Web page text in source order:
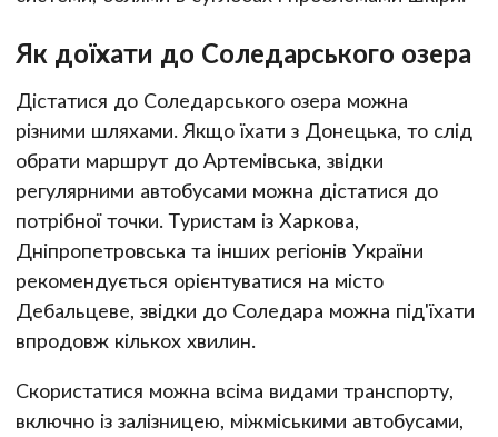
Як доїхати до Соледарського озера
Дістатися до Соледарського озера можна
різними шляхами. Якщо їхати з Донецька, то слід
обрати маршрут до Артемівська, звідки
регулярними автобусами можна дістатися до
потрібної точки. Туристам із Харкова,
Дніпропетровська та інших регіонів України
рекомендується орієнтуватися на місто
Дебальцеве, звідки до Соледара можна під'їхати
впродовж кількох хвилин.
Скористатися можна всіма видами транспорту,
включно із залізницею, міжміськими автобусами,